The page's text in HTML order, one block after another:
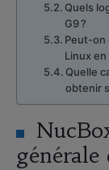
Quels
G9 ?
Peut-on
Linux en
Quelle
obtenir